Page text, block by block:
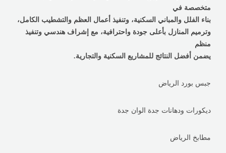
متخصصة في
بناء الفلل والمباني السكنية، وتنفيذ أعمال العظم والتشطيب الكامل،
وترميم المنازل بأعلى جودة واحترافية، مع إشراف هندسي وتنفيذ
منظم
يضمن أفضل النتائج للمشاريع السكنية والتجارية.
جبس بورد الرياض
ديكورات ودهانات جدة الوان جدة
مطابخ الرياض